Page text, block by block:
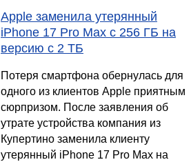
Apple заменила утерянный
iPhone 17 Pro Max с 256 ГБ на
версию с 2 ТБ
Потеря смартфона обернулась для
одного из клиентов Apple приятным
сюрпризом. После заявления об
утрате устройства компания из
Купертино заменила клиенту
утерянный iPhone 17 Pro Max на